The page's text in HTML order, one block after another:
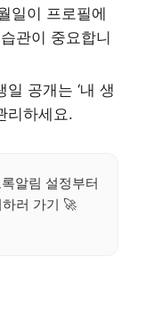
일이 프로필에
관이 중요합니
일 공개는 ‘내 생
리하세요.
알림 설정부터
러 가기 🚀